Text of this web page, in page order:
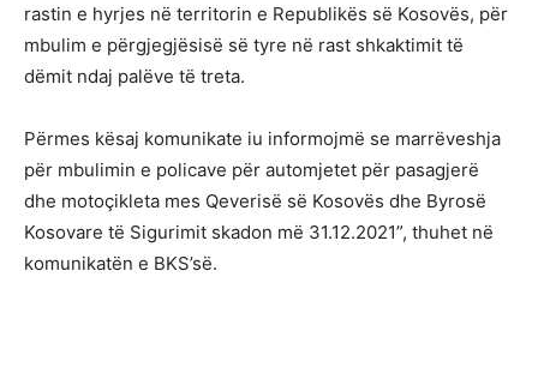
rastin e hyrjes në territorin e Republikës së Kosovës, për
mbulim e përgjegjësisë së tyre në rast shkaktimit të
dëmit ndaj palëve të treta.
Përmes kësaj komunikate iu informojmë se marrëveshja
për mbulimin e policave për automjetet për pasagjerë
dhe motoçikleta mes Qeverisë së Kosovës dhe Byrosë
Kosovare të Sigurimit skadon më 31.12.2021”, thuhet në
komunikatën e BKS’së.